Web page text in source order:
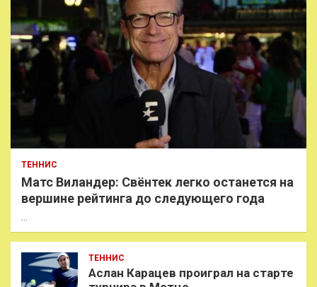
ТЕННИС
Матс Виландер: Свёнтек легко останется на
вершине рейтинга до следующего года
ТЕННИС
Аслан Карацев проиграл на старте